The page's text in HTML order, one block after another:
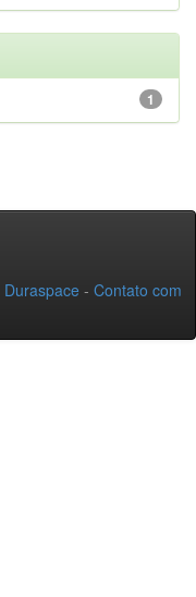
1
Duraspace - Contato com